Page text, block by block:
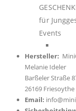
für
Events
Hersteller:
Melanie Ideler
Barßeler Straße
26169 Friesoythe
Email: